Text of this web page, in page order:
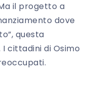
il progetto a
dove
questa
cittadini di Osimo